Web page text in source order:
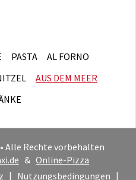
PASTA
AL FORNO
AUS DEM MEER
Alle Rechte vorbehalten
& Online-Pizza
| Nutzungsbedingungen |